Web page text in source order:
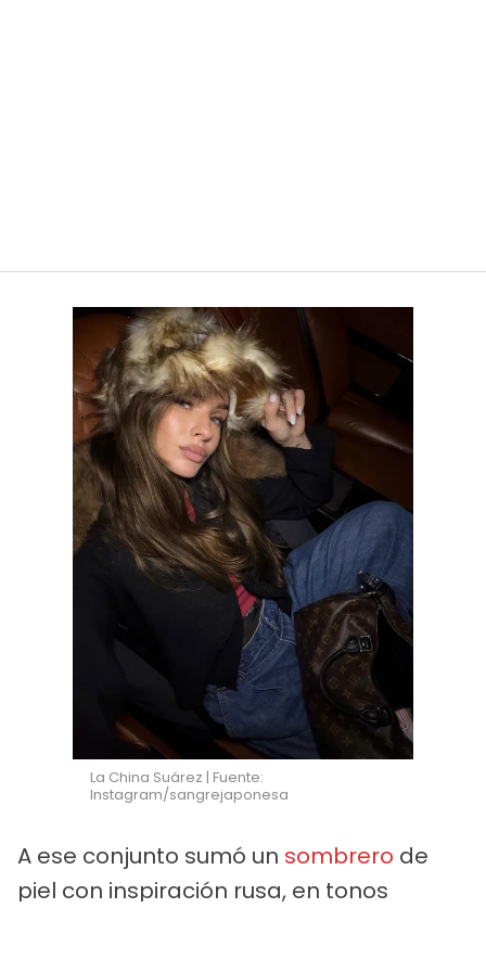
La China Suárez | Fuente:
Instagram/sangrejaponesa
A ese conjunto sumó un sombrero de
piel con inspiración rusa, en tonos